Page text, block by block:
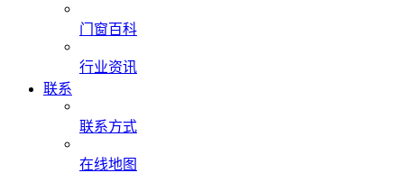
门窗百科
行业资讯
联系
联系方式
在线地图